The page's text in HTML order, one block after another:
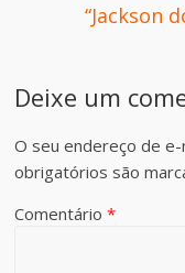
“Jackson
Deixe um
O seu endereço de
obrigatórios são
Comentário*